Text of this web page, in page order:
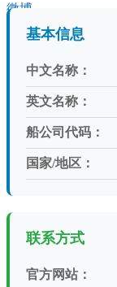
微博
基本信息
中文名称：
英文名称：
船公司代码：
国家/地区：
联系方式
官方网站：